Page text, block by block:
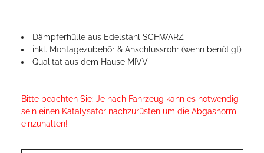
Dämpferhülle aus Edelstahl SCHWARZ
inkl. Montagezubehör & Anschlussrohr (wenn benötigt)
Qualität aus dem Hause MIVV
Bitte beachten Sie: Je nach Fahrzeug kann es notwendig
sein einen Katalysator nachzurüsten um die Abgasnorm
einzuhalten!